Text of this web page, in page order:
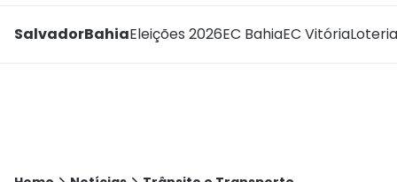
SalvadorBahiaEleições 2026EC BahiaEC Vitória